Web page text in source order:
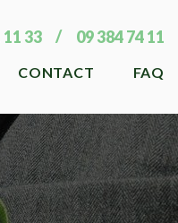
11 33 09 384 74 11
CONTACT FAQ